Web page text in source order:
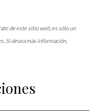
de este sitio web, es sólo un
Si desea más información,